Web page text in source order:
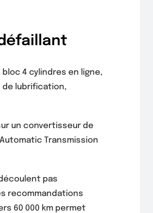
bloc 4 cylindres en ligne,
de lubrification,
un convertisseur de
Transmission
pas
recommandations
60 000 km permet